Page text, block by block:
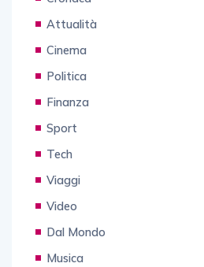
Attualità
Cinema
Politica
Finanza
Sport
Tech
Viaggi
Video
Dal Mondo
Musica